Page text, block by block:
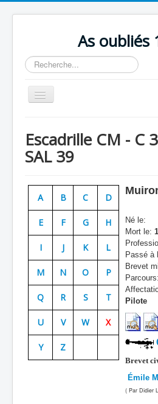
As oubliés
Rechercher
Basculer
la
Chronologie
Escadrilles
Organisation
Avions
Personnels
Formation
Doctrines
Les As
Escadrille CM - C
SAL 39
A B C D
E F G H
I J K L
M N O P
Q R S T
U V W X
Y Z
Né le:
Mort le:
Passé à
Brevet
Parcours:
Pilote
Brevet
Émile
( Par Didier